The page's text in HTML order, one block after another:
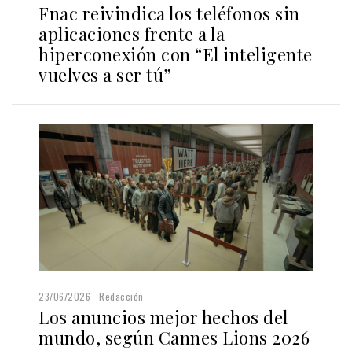
Fnac reivindica los teléfonos sin
aplicaciones frente a la
hiperconexión con “El inteligente
vuelves a ser tú”
23/06/2026 Redacción
Los anuncios mejor hechos del
mundo, según Cannes Lions 2026